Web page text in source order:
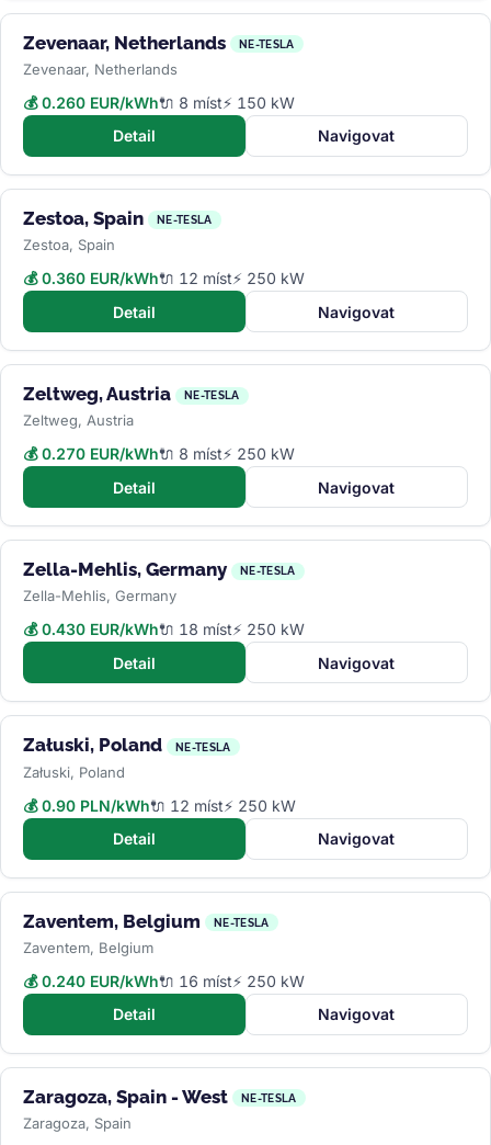
Zevenaar, Netherlands NE-TESLA
Zevenaar, Netherlands
💰 0.260 EUR/kWh🔌 8 míst⚡ 150 kW
Detail
Navigovat
Zestoa, Spain NE-TESLA
Zestoa, Spain
💰 0.360 EUR/kWh🔌 12 míst⚡ 250 kW
Detail
Navigovat
Zeltweg, Austria NE-TESLA
Zeltweg, Austria
💰 0.270 EUR/kWh🔌 8 míst⚡ 250 kW
Detail
Navigovat
Zella-Mehlis, Germany NE-TESLA
Zella-Mehlis, Germany
💰 0.430 EUR/kWh🔌 18 míst⚡ 250 kW
Detail
Navigovat
Załuski, Poland NE-TESLA
Załuski, Poland
💰 0.90 PLN/kWh🔌 12 míst⚡ 250 kW
Detail
Navigovat
Zaventem, Belgium NE-TESLA
Zaventem, Belgium
💰 0.240 EUR/kWh🔌 16 míst⚡ 250 kW
Detail
Navigovat
Zaragoza, Spain - West NE-TESLA
Zaragoza, Spain